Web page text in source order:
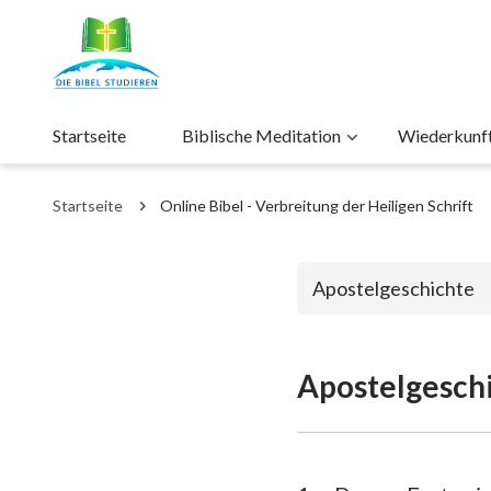
Startseite Biblische Meditation
Startseite Online Bibel - Verbreitung der Heiligen Schrift
Apostelgeschichte
Das alte